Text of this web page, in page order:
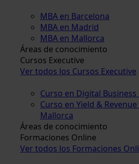
MBA en Barcelona
MBA en Madrid
MBA en Mallorca
Áreas de conocimiento
Cursos Executive
Ver todos los Cursos Executive
Curso en Digital
Curso en Yield &
Mallorca
Áreas de conocimiento
Formaciones Online
Ver todos los Formaciones